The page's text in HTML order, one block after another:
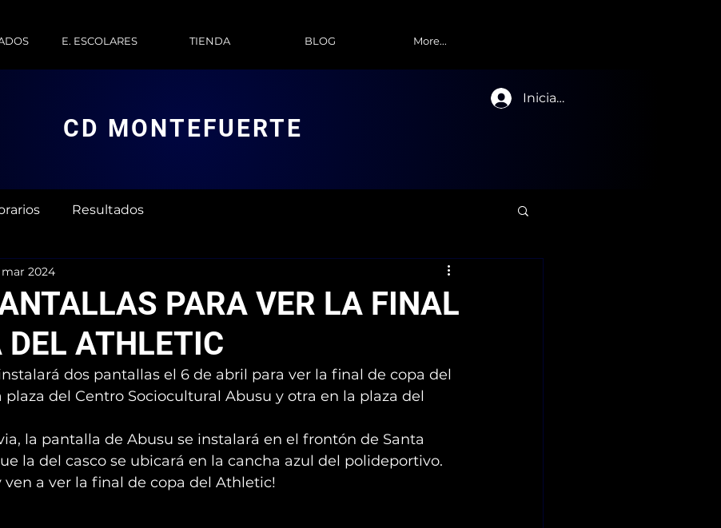
E. ESCOLARES TIENDA BLOG More...
CD MONTEFUERTE
Iniciar sesión
Resultados
PARA VER LA FINAL
DEL ATHLETIC
mar 2024
dos pantallas el 6 de abril para ver la final de copa del
del Centro Sociocultural Abusu y otra en la plaza del
la pantalla de Abusu se instalará en el frontón de Santa
la del casco se ubicará en la cancha azul del polideportivo.
ven a ver la final de copa del Athletic!